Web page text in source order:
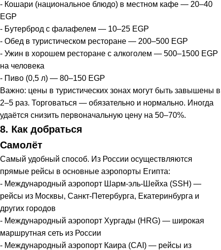
- Кошари (национальное блюдо) в местном кафе — 20–40
EGP
- Бутерброд с фалафелем — 10–25 EGP
- Обед в туристическом ресторане — 200–500 EGP
- Ужин в хорошем ресторане с алкоголем — 500–1500 EGP
на человека
- Пиво (0,5 л) — 80–150 EGP
Важно: цены в туристических зонах могут быть завышены в
2–5 раз. Торговаться — обязательно и нормально. Иногда
удаётся снизить первоначальную цену на 50–70%.
8. Как добраться
Самолёт
Самый удобный способ. Из России осуществляются
прямые рейсы в основные аэропорты Египта:
- Международный аэропорт Шарм-эль-Шейха (SSH) —
рейсы из Москвы, Санкт-Петербурга, Екатеринбурга и
других городов
- Международный аэропорт Хургады (HRG) — широкая
маршрутная сеть из России
- Международный аэропорт Каира (CAI) — рейсы из